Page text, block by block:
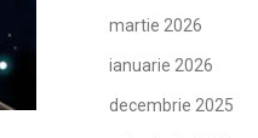
martie 2026
ianuarie 2026
decembrie 2025